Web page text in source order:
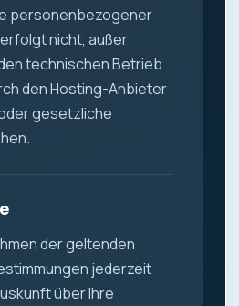
personenbezogener
nicht, außer
technischen Betrieb
den Hosting-Anbieter
gesetzliche
der geltenden
jederzeit
über Ihre